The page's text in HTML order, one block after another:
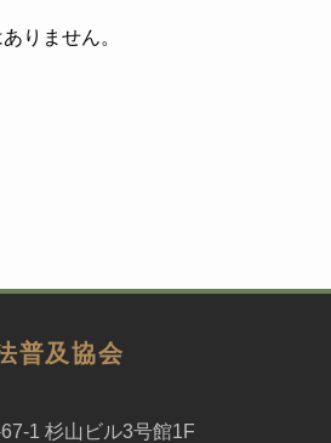
りません。
普及協会
1 杉山ビル3号館1F